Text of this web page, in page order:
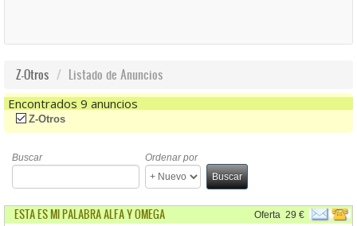
Z-Otros Listado de Anuncios
Encontrados 9 anuncios
(-) Remove Z-Otros Filter
Z-Otros
Buscar
Ordenar por
Buscar
ESTA ES MI PALABRA ALFA Y OMEGA Oferta 29 €